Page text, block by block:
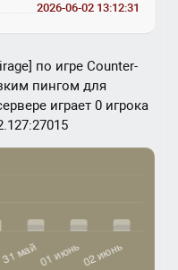
по игре Counter-
пингом для
играет 0 игрока
2026-06-02 13:12:31